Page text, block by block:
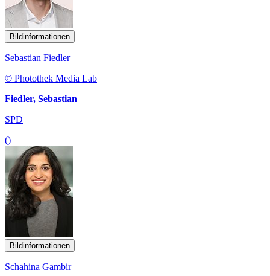
Bildinformationen
Sebastian Fiedler
© Photothek Media Lab
Fiedler, Sebastian
SPD
()
Bildinformationen
Schahina Gambir